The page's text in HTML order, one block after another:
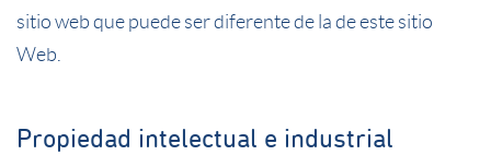
sitio web que puede ser diferente de la de este sitio
Web.
Propiedad intelectual e industrial